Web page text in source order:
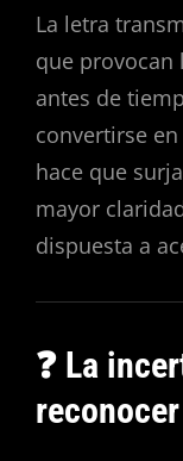
La letra
que provocan
antes de
convertirse
hace que
mayor
dispuesta a
❓ La